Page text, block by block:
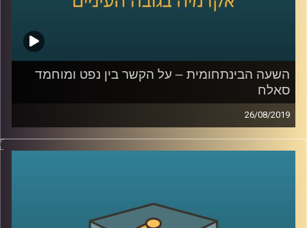
קרדיט תמונות:AudioVersity
השעה הבינתחומית – על הקשר בין נפט ומוחמד
סאלח
26/08/2019
לאורך שנים המזה"ת היווה אזור חשוב ביותר
באוצרות הטבע שיכלו להפיק בו, כשבראשם
כמובן נמצא הזהב השחור.